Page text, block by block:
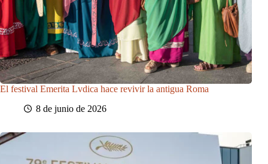
El festival Emerita Lvdica hace revivir la antigua Roma
8 de junio de 2026